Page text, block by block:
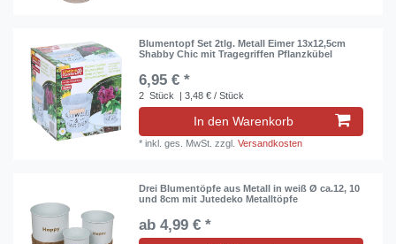
Blumentopf Set 2tlg. Metall Eimer 13x12,5cm
Shabby Chic mit Tragegriffen Pflanzkübel
6,95 € *
2 Stück | 3,48 € / Stück
In den Warenkorb
*inkl. ges. MwSt. zzgl.Versandkosten
Drei Blumentöpfe aus Metall in weiß Ø ca.12, 10
und 8cm mit Jutedeko Metalltöpfe
ab 4,99 € *